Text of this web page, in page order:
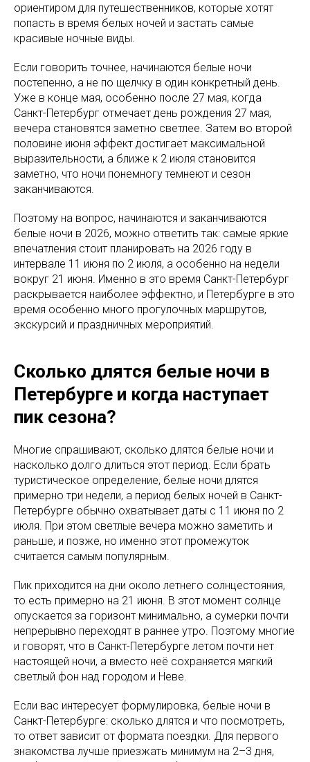
ориентиром для путешественников, которые хотят
попасть в время белых ночей и застать самые
красивые ночные виды.
Если говорить точнее, начинаются белые ночи
постепенно, а не по щелчку в один конкретный день.
Уже в конце мая, особенно после 27 мая, когда
Санкт-Петербург отмечает день рождения 27 мая,
вечера становятся заметно светлее. Затем во второй
половине июня эффект достигает максимальной
выразительности, а ближе к 2 июля становится
заметно, что ночи понемногу темнеют и сезон
заканчиваются.
Поэтому на вопрос, начинаются и заканчиваются
белые ночи в 2026, можно ответить так: самые яркие
впечатления стоит планировать на 2026 году в
интервале 11 июня по 2 июля, а особенно на недели
вокруг 21 июня. Именно в это время Санкт-Петербург
раскрывается наиболее эффектно, и Петербурге в это
время особенно много прогулочных маршрутов,
экскурсий и праздничных мероприятий.
Сколько длятся белые ночи в
Петербурге и когда наступает
пик сезона?
Многие спрашивают, сколько длятся белые ночи и
насколько долго длиться этот период. Если брать
туристическое определение, белые ночи длятся
примерно три недели, а период белых ночей в Санкт-
Петербурге обычно охватывает даты с 11 июня по 2
июля. При этом светлые вечера можно заметить и
раньше, и позже, но именно этот промежуток
считается самым популярным.
Пик приходится на дни около летнего солнцестояния,
то есть примерно на 21 июня. В этот момент солнце
опускается за горизонт минимально, а сумерки почти
непрерывно переходят в раннее утро. Поэтому многие
и говорят, что в Санкт-Петербурге летом почти нет
настоящей ночи, а вместо неё сохраняется мягкий
светлый фон над городом и Неве.
Если вас интересует формулировка, белые ночи в
Санкт-Петербурге: сколько длятся и что посмотреть,
то ответ зависит от формата поездки. Для первого
знакомства лучше приезжать минимум на 2–3 дня,